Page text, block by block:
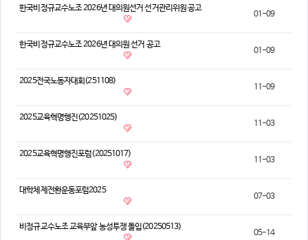
한국비정규교수노조 2026년 대의원선거 선거관리위원 공고
01-09
한국비정규교수노조 2026년 대의원 선거 공고
01-09
2025전국노동자대회(251108)
11-09
2025교육혁명행진(20251025)
11-03
2025교육혁명행진포럼(20251017)
11-03
대학체제전환운동포럼2025
07-03
비정규교수노조 교육부앞 농성투쟁 돌입(20250513)
05-14